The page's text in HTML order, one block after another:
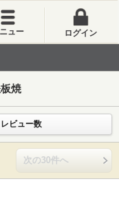
ュー ログイン
焼
レビュー数
次の30件へ